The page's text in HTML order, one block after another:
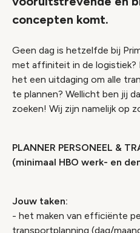
concepten komt.
Geen dag is hetzelfde bij
met affiniteit in de logistiek?
het een uitdaging om alle
te plannen? Wellicht ben jij
zoeken! Wij zijn namelijk op
PLANNER PERSONEEL &
(minimaal HBO werk- en
Jouw taken:
- het maken van efficiënte
transportplanning (dag/